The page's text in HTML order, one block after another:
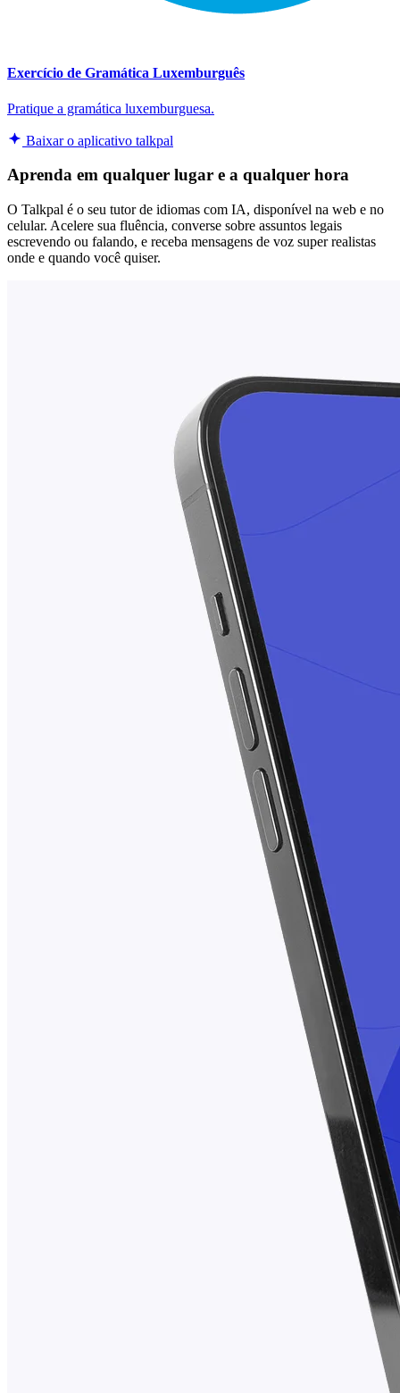
Exercício de Gramática Luxemburguês
Pratique a gramática luxemburguesa.
Baixar o aplicativo talkpal
Aprenda em qualquer lugar e a qualquer hora
O Talkpal é o seu tutor de idiomas com IA, disponível na web e no
celular. Acelere sua fluência, converse sobre assuntos legais
escrevendo ou falando, e receba mensagens de voz super realistas
onde e quando você quiser.